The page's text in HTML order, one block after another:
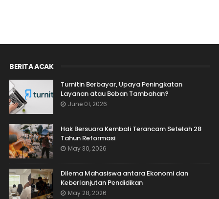
BERITA ACAK
Turnitin Berbayar, Upaya Peningkatan
Layanan atau Beban Tambahan?
June 01, 2026
Hak Bersuara Kembali Terancam Setelah 28
Tahun Reformasi
May 30, 2026
Dilema Mahasiswa antara Ekonomi dan
Keberlanjutan Pendidikan
May 28, 2026